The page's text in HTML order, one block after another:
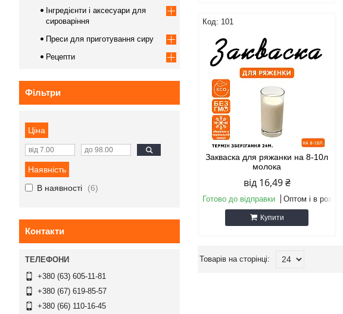
101
Закваска для ряжанки на 8-10л
молока
від 16,49 ₴
Готово до відправки Оптом і в роздріб
Купити
Інгредієнти і аксесуари для
сироваріння
Преси для приготування сиру
Рецепти
Фільтри
Ціна
Наявність
В наявності
6
Контакти
+380 (63) 605-11-81
+380 (67) 619-85-57
+380 (66) 110-16-45